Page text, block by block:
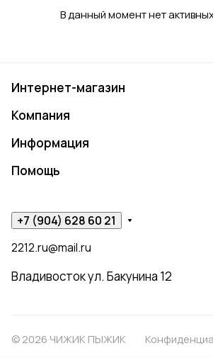
В данный момент нет
Интернет-магазин
Компания
Информация
Помощь
+7 (904) 628 60 21
2212.ru@mail.ru
Владивосток ул. Бакунина 12
© 2026 ЧИЖИК ПЫЖИК